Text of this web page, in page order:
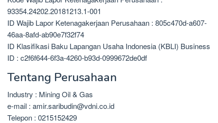
93354.24202.20181213.1-001
ID Wajib Lapor Ketenagakerjaan Perusahaan : 805c470d-a607-
46aa-8afd-ab90e7f32f74
ID Klasifikasi Baku Lapangan Usaha Indonesia (KBLI) Business
ID : c2f6f644-6f3a-4260-b93d-0999672de0df
Tentang Perusahaan
Industry : Mining Oil & Gas
e-mail : amir.saribudin@vdni.co.id
Telepon : 0215152429